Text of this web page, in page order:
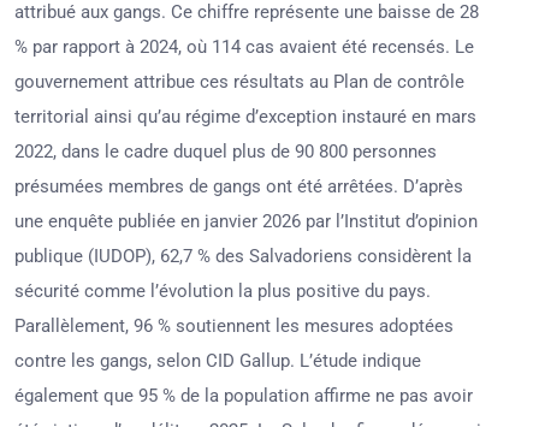
attribué aux gangs. Ce chiffre représente une baisse de 28
% par rapport à 2024, où 114 cas avaient été recensés. Le
gouvernement attribue ces résultats au Plan de contrôle
territorial ainsi qu’au régime d’exception instauré en mars
2022, dans le cadre duquel plus de 90 800 personnes
présumées membres de gangs ont été arrêtées. D’après
une enquête publiée en janvier 2026 par l’Institut d’opinion
publique (IUDOP), 62,7 % des Salvadoriens considèrent la
sécurité comme l’évolution la plus positive du pays.
Parallèlement, 96 % soutiennent les mesures adoptées
contre les gangs, selon CID Gallup. L’étude indique
également que 95 % de la population affirme ne pas avoir